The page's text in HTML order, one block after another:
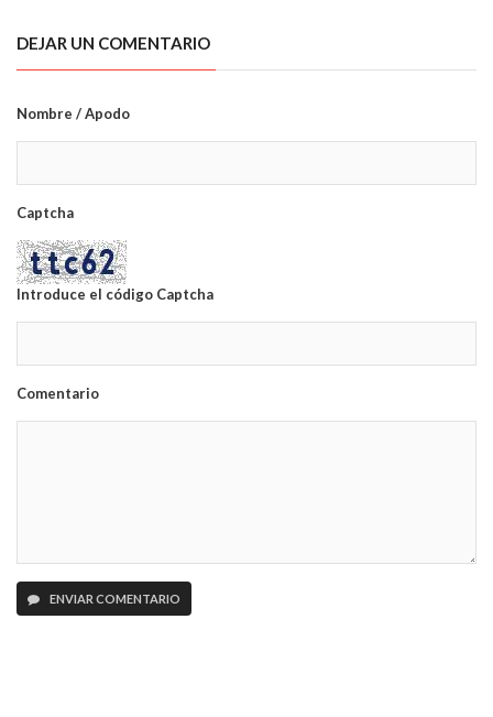
DEJAR UN COMENTARIO
Nombre / Apodo
Captcha
Introduce el código Captcha
Comentario
ENVIAR COMENTARIO